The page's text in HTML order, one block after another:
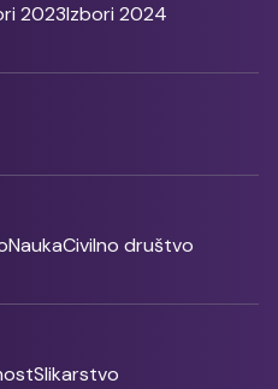
2023Izbori 2024
NaukaCivilno društvo
Slikarstvo